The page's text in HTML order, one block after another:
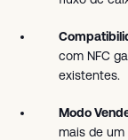
com NFC
existentes.
Modo
mais de